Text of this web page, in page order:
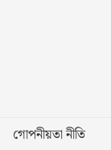
গোপনীয়তা নীতি